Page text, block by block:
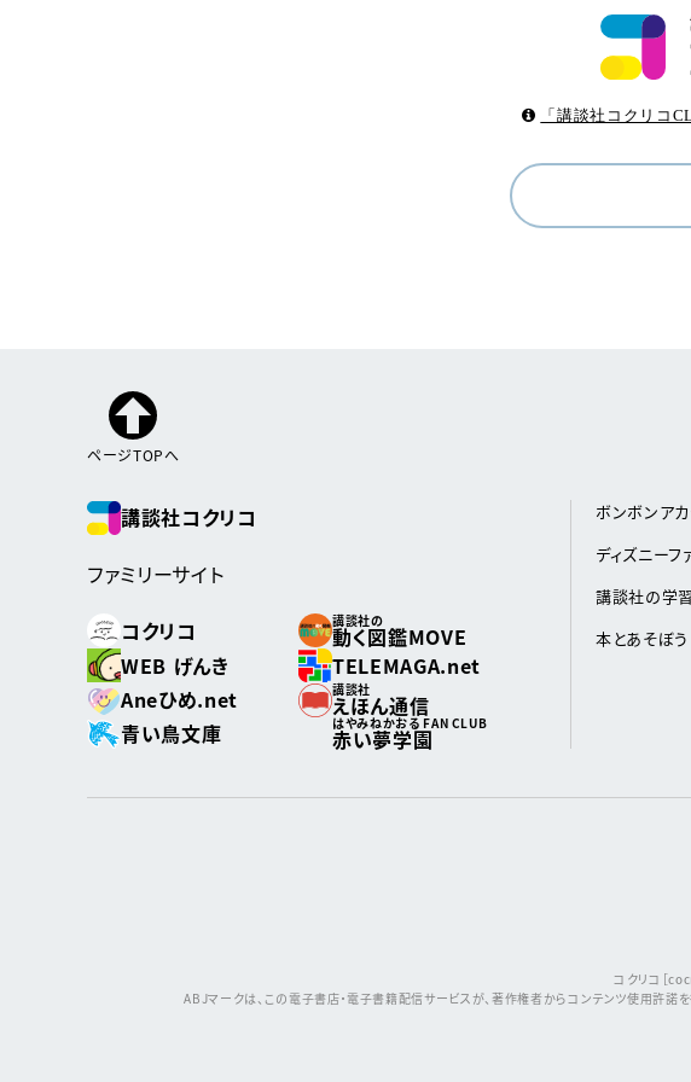
「講談社コクリコ
ページTOPへ
講談社コクリコ
ファミリーサイト
コクリコ
講談社の
動く図鑑MOVE
WEB げんき
TELEMAGA.net
Aneひめ.net
講談社
えほん通信
青い鳥文庫
はやみねかおる FAN CLUB
赤い夢学園
ボンボンア
ディズニーフ
講談社の学
本とあそぼ
コクリコ［
ABJマークは、この電子書店・電子書籍配信サービスが、著作権者からコンテンツ使用許諾